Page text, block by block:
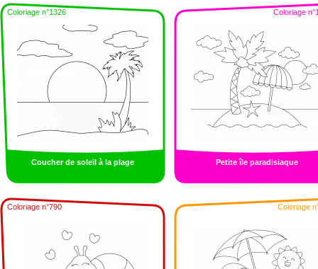
Coloriage n°1326
Coucher de soleil à la plage
Coloriage
Petite île paradisiaque
Coloriage n°790 Coloriage